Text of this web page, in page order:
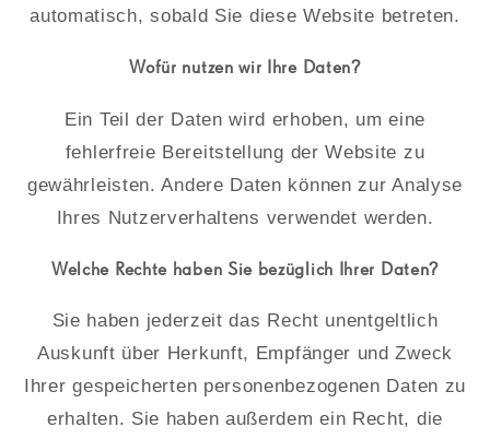
automatisch, sobald Sie diese Website betreten.
Wofür nutzen wir Ihre Daten?
Ein Teil der Daten wird erhoben, um eine
fehlerfreie Bereitstellung der Website zu
gewährleisten. Andere Daten können zur Analyse
Ihres Nutzerverhaltens verwendet werden.
Welche Rechte haben Sie bezüglich Ihrer Daten?
Sie haben jederzeit das Recht unentgeltlich
Auskunft über Herkunft, Empfänger und Zweck
Ihrer gespeicherten personenbezogenen Daten zu
erhalten. Sie haben außerdem ein Recht, die